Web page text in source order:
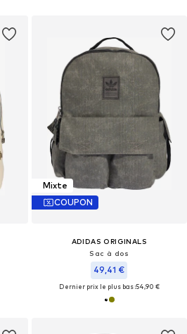
Mixte
COUPON
ADIDAS ORIGINALS
Sac à dos
49,41 €
Dernier prix le plus bas :54,90 €